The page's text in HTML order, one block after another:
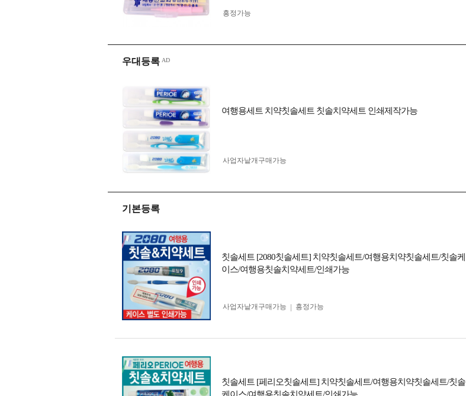
흥정가능
우대등록
여행용세트 치약칫솔세트 칫솔치약세트 인쇄제작가능
사업자 낱개구매가능
기본등록
칫솔세트 [2080칫솔세트] 치약칫솔세트/여행용치약칫솔세트/칫솔케
이스/여행용칫솔치약세트/인쇄가능
사업자 낱개구매가능 흥정가능
칫솔세트 [페리오칫솔세트] 치약칫솔세트/여행용치약칫솔세트/칫솔